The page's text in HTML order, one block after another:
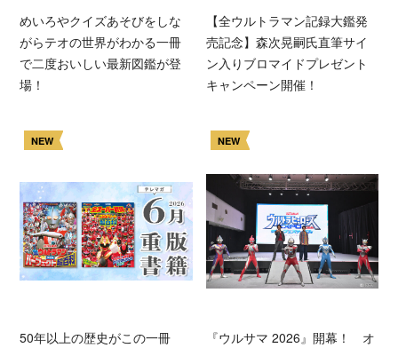
めいろやクイズあそびをしな
がらテオの世界がわかる一冊
で二度おいしい最新図鑑が登
場！
【全ウルトラマン記録大鑑発
売記念】森次晃嗣氏直筆サイ
ン入りブロマイドプレゼント
キャンペーン開催！
NEW
50年以上の歴史がこの一冊
NEW
『ウルサマ 2026』開幕！ オ